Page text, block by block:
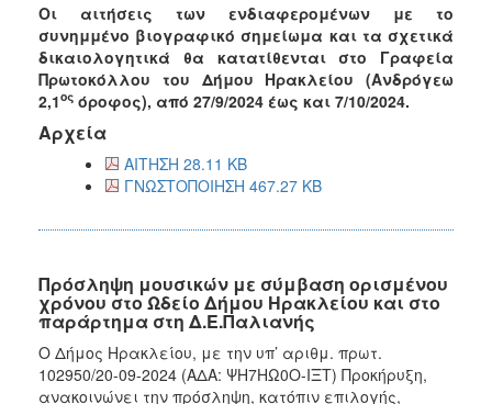
Οι αιτήσεις των ενδιαφερομένων με το
συνημμένο βιογραφικό σημείωμα και τα σχετικά
δικαιολογητικά θα κατατίθενται στο Γραφεία
Πρωτοκόλλου του Δήμου Ηρακλείου (Ανδρόγεω
2,1ος όροφος), από 27/9/2024 έως και 7/10/2024.
Αρχεία
ΑΙΤΗΣΗ 28.11 KB
ΓΝΩΣΤΟΠΟΙΗΣΗ 467.27 KB
Πρόσληψη μουσικών με σύμβαση ορισμένου
χρόνου στο Ωδείο Δήμου Ηρακλείου και στο
παράρτημα στη Δ.Ε.Παλιανής
Ο Δήμος Ηρακλείου, με την υπ’ αριθμ. πρωτ.
102950/20-09-2024 (ΑΔΑ: ΨΗ7ΗΩ0Ο-ΙΞΤ) Προκήρυξη,
ανακοινώνει την πρόσληψη, κατόπιν επιλογής,